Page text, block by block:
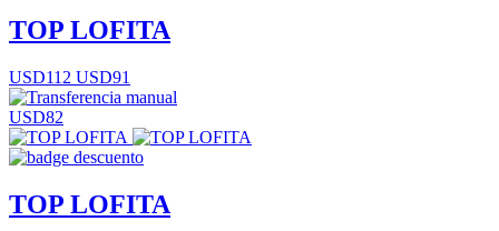
TOP LOFITA
USD112 USD91
USD82
TOP LOFITA